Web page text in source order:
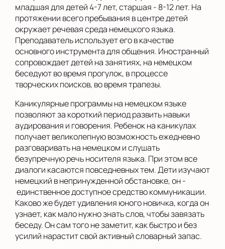
младшая для детей 4-7 лет, старшая - 8-12 лет. На
протяжении всего пребывания в центре детей
окружает речевая среда немецкого языка.
Преподаватель использует его в качестве
основного инструмента для общения. Иностранный
сопровождает детей на занятиях, на немецком
беседуют во время прогулок, в процессе
творческих поисков, во время трапезы.
Каникулярные программы на немецком языке
позволяют за короткий период развить навыки
аудирования и говорения. Ребенок на каникулах
получает великолепную возможность ежедневно
разговаривать на немецком и слушать
безупречную речь носителя языка. При этом все
диалоги касаются повседневных тем. Дети изучают
немецкий в непринужденной обстановке, он -
единственное доступное средство коммуникации.
Каково же будет удивления юного новичка, когда он
узнает, как мало нужно знать слов, чтобы завязать
беседу. Он сам того не заметит, как быстро и без
усилий нарастит свой активный словарный запас.